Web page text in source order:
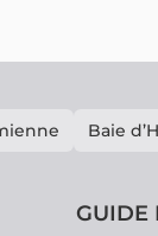
Baie
GUIDE